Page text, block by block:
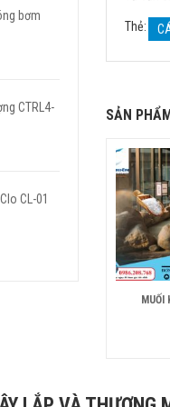
Thẻ:
SẢN
MUỐI
bơm
CTRL4-
CL-01